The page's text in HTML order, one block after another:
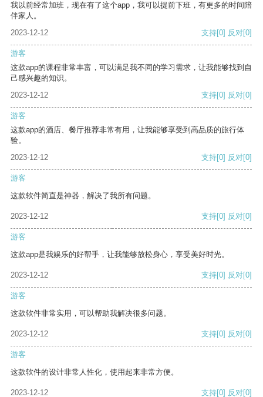
我以前经常加班，现在有了这个app，我可以提前下班，有更多的时间陪
伴家人。
2023-12-12
支持[0] 反对[0]
游客
这款app的课程非常丰富，可以满足我不同的学习需求，让我能够找到自
己感兴趣的知识。
2023-12-12
支持[0] 反对[0]
游客
这款app的酒店、餐厅推荐非常有用，让我能够享受到高品质的旅行体
验。
2023-12-12
支持[0] 反对[0]
游客
这款软件简直是神器，解决了我所有问题。
2023-12-12 支持[0] 反对[0]
游客
这款app是我娱乐的好帮手，让我能够放松身心，享受美好时光。
2023-12-12 支持[0] 反对[0]
游客
这款软件非常实用，可以帮助我解决很多问题。
2023-12-12 支持[0] 反对[0]
游客
这款软件的设计非常人性化，使用起来非常方便。
2023-12-12 支持[0] 反对[0]